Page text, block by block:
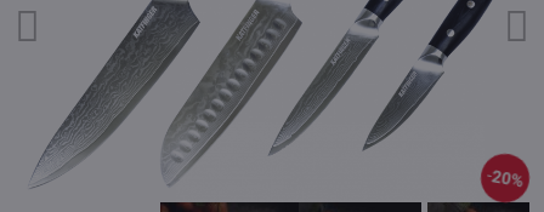
20%